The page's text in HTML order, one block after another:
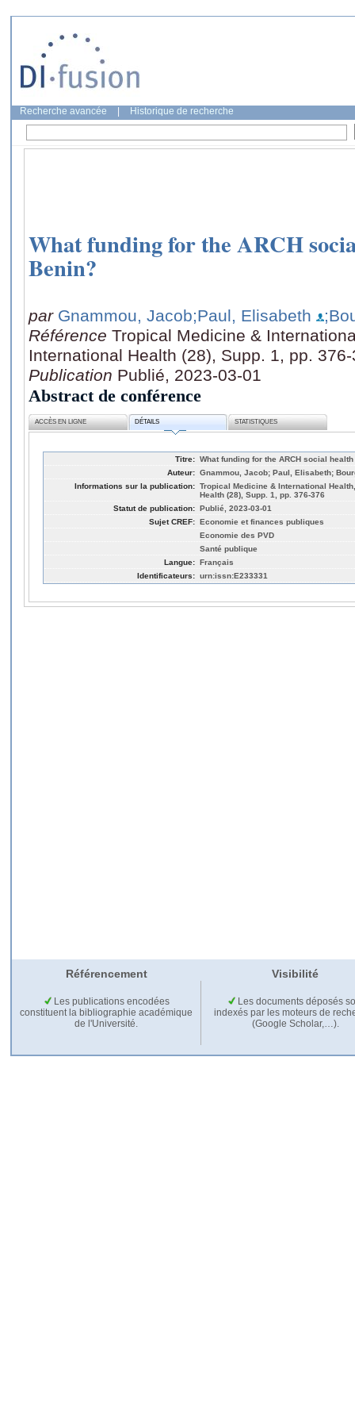
Recherche avancée Historique de recherche
What funding for the ARCH
Benin?
par Gnammou, Jacob;Paul, Elisabeth
Référence Tropical Medicine &
International Health (28), Supp. 1, pp.
Publication Publié, 2023-03-01
Abstract de conférence
ACCÈS EN LIGNE DÉTAILS STATISTIQUES
Titre: What funding for the ARCH social
Auteur: Gnammou, Jacob; Paul, Elisabeth;
Informations sur la publication: Tropical Medicine & International
Health (28), Supp. 1, pp. 376-376
Statut de publication: Publié, 2023-03-01
Sujet CREF: Economie et finances publiques
Economie des PVD
Santé publique
Langue: Français
Identificateurs: urn:issn:E233331
Référencement Visibilité
Les publications encodées
constituent la bibliographie académique
de l'Université.
Les documents déposés
indexés par les moteurs de
(Google Scholar,…).